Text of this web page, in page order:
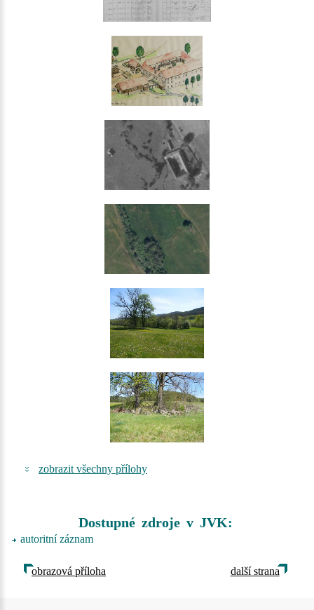
zobrazit všechny přílohy
Dostupné zdroje v JVK:
autoritní záznam
obrazová příloha další strana